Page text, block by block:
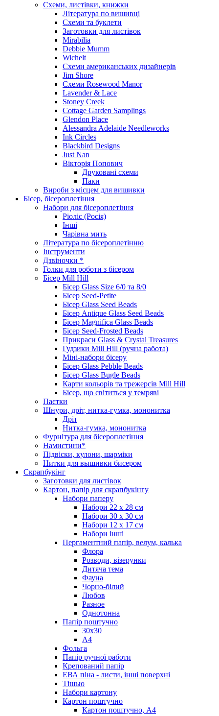
Схеми, листівки, книжки
Література по вишивці
Схеми та буклети
Заготовки для листівок
Mirabilia
Debbie Mumm
Wichelt
Схеми американських дизайнерів
Jim Shore
Cхеми Rosewood Manor
Lavender & Lace
Stoney Creek
Cottage Garden Samplings
Glendon Place
Alessandra Adelaide Needleworks
Ink Circles
Blackbird Designs
Just Nan
Вікторія Попович
Друковані схеми
Паки
Вироби з місцем для вишивки
Бісер, бісероплетіння
Набори для бісероплетіння
Ріоліс (Росія)
Інші
Чарівна мить
Література по бісероплетінню
Інструменти
Дзвіночки *
Голки для роботи з бісером
Бісер Mill Hill
Бісер Glass Size 6/0 та 8/0
Бісер Seed-Petite
Бісер Glass Seed Beads
Бісер Antique Glass Seed Beads
Бісер Magnifica Glass Beads
Бісер Seed-Frosted Beads
Прикраси Glass & Crystal Treasures
Гудзики Mill Hill (ручна работа)
Міні-набори бісеру
Бісер Glass Pebble Beads
Бісер Glass Bugle Beads
Карти кольорів та трежерсів Mill Hill
Бісер, що світиться у темряві
Паєтки
Шнури, дріт, нитка-гумка, мононитка
Дріт
Нитка-гумка, мононитка
Фурнітура для бісероплетіння
Намистини*
Підвіски, кулони, шарміки
Нитки для вышивки бисером
Скрапбукінг
Заготовки для листівок
Картон, папір для скрапбукінгу
Набори паперу
Набори 22 х 28 см
Набори 30 х 30 см
Набори 12 х 17 см
Набори інші
Пергаментний папір, велум, калька
Флора
Розводи, візерунки
Дитяча тема
Фауна
Чорно-білий
Любов
Разное
Однотонна
Папір поштучно
30х30
А4
Фольга
Папір ручної работи
Крепований папір
ЕВА піна - листи, інші поверхні
Тішью
Набори картону
Картон поштучно
Картон поштучно, А4